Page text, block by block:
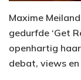
Maxime
gedurfde ‘Get
openhartig
debat, views